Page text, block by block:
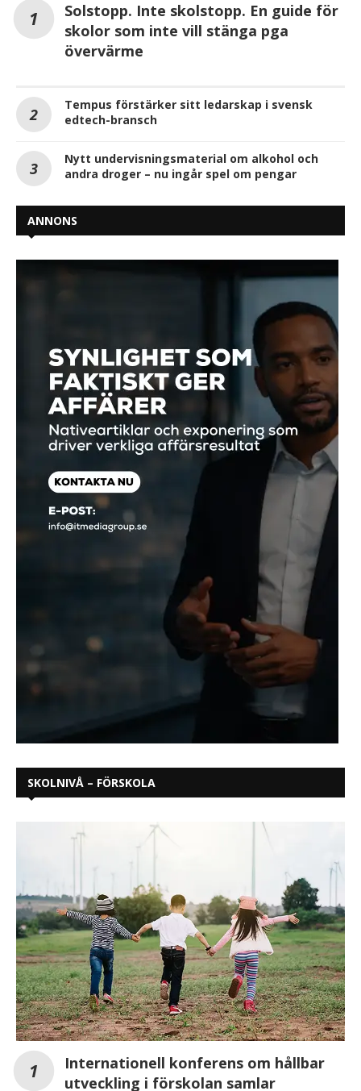
Solstopp. Inte skolstopp. En guide för
skolor som inte vill stänga pga
övervärme
Tempus förstärker sitt ledarskap i svensk
edtech-bransch
Nytt undervisningsmaterial om alkohol och
andra droger – nu ingår spel om pengar
ANNONS
SKOLNIVÅ – FÖRSKOLA
Internationell konferens om hållbar
utveckling i förskolan samlar